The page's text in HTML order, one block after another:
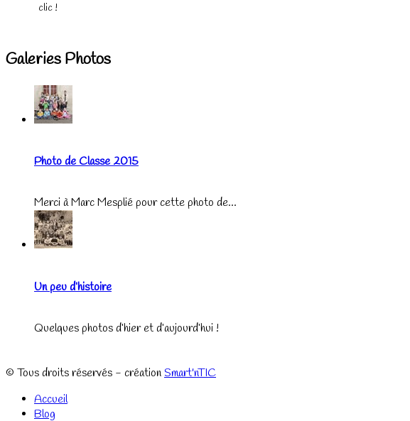
clic !
Galeries Photos
Photo de Classe 2015
Merci à Marc Mesplié pour cette photo de...
Un peu d’histoire
Quelques photos d’hier et d’aujourd’hui !
© Tous droits réservés - création Smart'nTIC
Accueil
Blog